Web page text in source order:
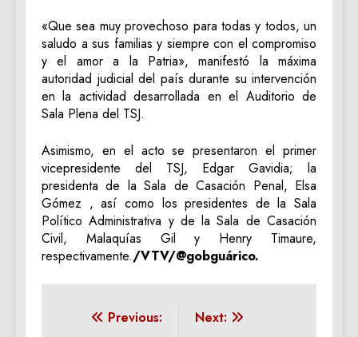
«Que sea muy provechoso para todas y todos, un
saludo a sus familias y siempre con el compromiso
y el amor a la Patria», manifestó la máxima
autoridad judicial del país durante su intervención
en la actividad desarrollada en el Auditorio de
Sala Plena del TSJ.
Asimismo, en el acto se presentaron el primer
vicepresidente del TSJ, Edgar Gavidia; la
presidenta de la Sala de Casación Penal, Elsa
Gómez , así como los presidentes de la Sala
Político Administrativa y de la Sala de Casación
Civil, Malaquías Gil y Henry Timaure,
respectivamente./VTV/@gobguárico.
Navegación
Previous:
Next: